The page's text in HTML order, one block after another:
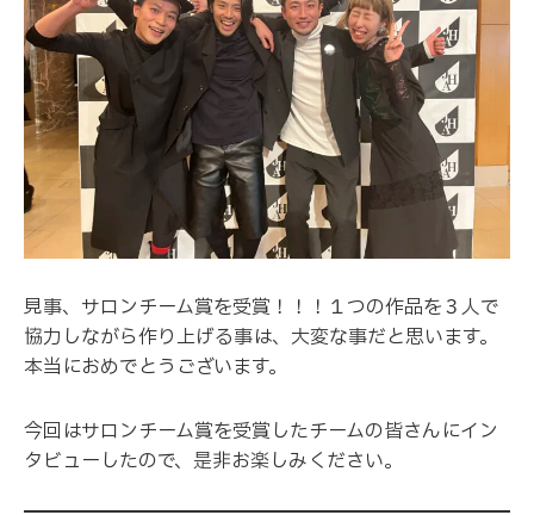
見事、サロンチーム賞を受賞！！！１つの作品を３人で
協力しながら作り上げる事は、大変な事だと思います。
本当におめでとうございます。
今回はサロンチーム賞を受賞したチームの皆さんにイン
タビューしたので、是非お楽しみください。